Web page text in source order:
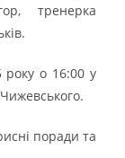
тренерка
року о 16:00 у
поради та